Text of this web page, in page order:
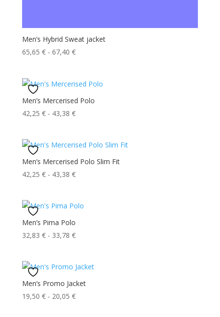
Men’s Hybrid Sweat jacket
65,65 € - 67,40 €Fascia
da
65,65 €
Men’s Mercerised Polo
42,25 € - 43,38 €Fascia
da
42,25 €
Men’s Mercerised Polo Slim Fit
42,25 € - 43,38 €Fascia
da
Men’s Pima Polo
32,83 € - 33,78 €Fascia
da
32,83 €
Men’s Promo Jacket
19,50 € - 20,05 €Fascia